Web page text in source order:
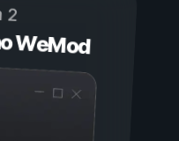
2
WeMod